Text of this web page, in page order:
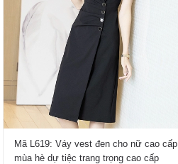
Mã L619: Váy vest đen cho nữ cao cấp
mùa hè dự tiệc trang trọng cao cấp